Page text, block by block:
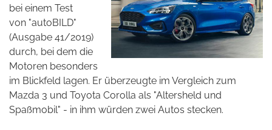
bei einem Test
von "autoBILD"
(Ausgabe 41/2019)
durch, bei dem die
Motoren besonders
im Blickfeld lagen. Er überzeugte im Vergleich zum
Mazda 3 und Toyota Corolla als "Altersheld und
Spaßmobil" - in ihm würden zwei Autos stecken.